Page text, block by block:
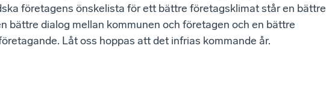
företagens önskelista för ett bättre företagsklimat står en bättre
bättre dialog mellan kommunen och företagen och en bättre
Låt oss hoppas att det infrias kommande år.